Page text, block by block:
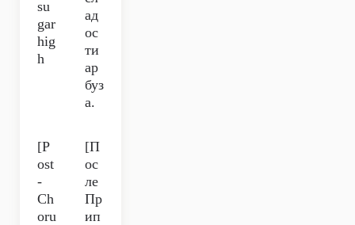
su
gar
hig
h
ад
ос
ти
ар
буз
а.
[P
ost
-
Ch
oru
[П
ос
ле
Пр
ип